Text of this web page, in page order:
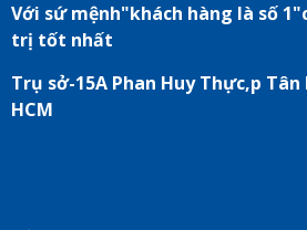
Với sứ mệnh"khách hàng là số
trị tốt nhất
Trụ sở-15A Phan Huy Thực,p
HCM